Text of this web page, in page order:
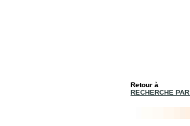
Retour à
RECHERCHE